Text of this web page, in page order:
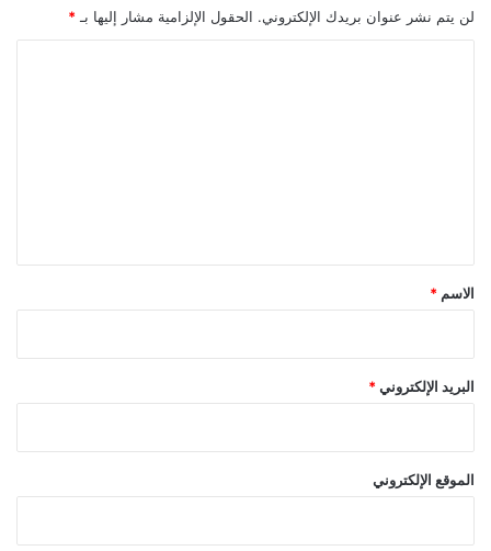
لن يتم نشر عنوان بريدك الإلكتروني. الحقول الإلزامية مشار إليها بـ *
*
الاسم *
البريد الإلكتروني *
الموقع الإلكتروني